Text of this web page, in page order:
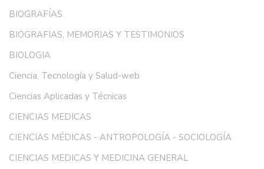
BIOGRAFÍAS
BIOGRAFIAS, MEMORIAS Y TESTIMONIOS
BIOLOGIA
Ciencia, Tecnología y Salud-web
Ciencias Aplicadas y Técnicas
CIENCIAS MEDICAS
CIENCIAS MÉDICAS - ANTROPOLOGÍA - SOCIOLOGÍA
CIENCIAS MEDICAS Y MEDICINA GENERAL